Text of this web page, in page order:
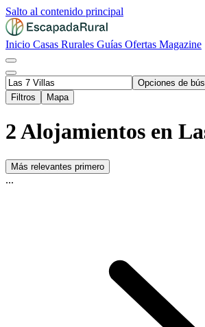
Salto al contenido principal
Inicio Casas Rurales Guías Ofertas Magazine
Opciones de
Filtros
Mapa
2 Alojamientos en
Más relevantes primero
...